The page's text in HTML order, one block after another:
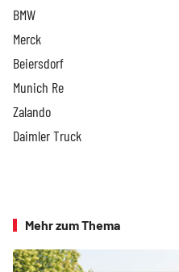
BMW
Merck
Beiersdorf
Munich Re
Zalando
Daimler Truck
Mehr zum Thema